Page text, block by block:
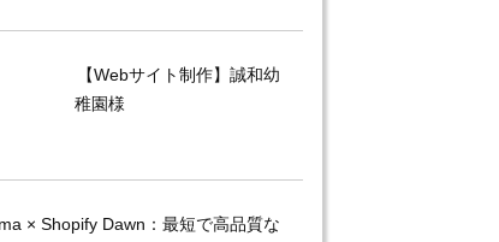
【Webサイト制作】誠和幼
稚園様
× Shopify Dawn：最短で高品質な